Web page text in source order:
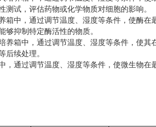
试，评估药物或化学物质对细胞的影响。
箱中，通过调节温度、湿度等条件，使酶在
抑制特定酶活性的物质。
养箱中，通过调节温度、湿度等条件，使其
后续处理。
，通过调节温度、湿度等条件，使微生物在